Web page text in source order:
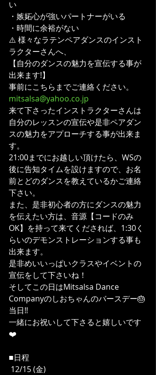
い
・嫉妬心が強いパートナーがいる
・時間に余裕がない
⚠️ 様々なラテンペアダンスのインスト
ラクターさんへ、
【自分のダンスの魅力を宣伝する事が
出来ます!】
事前にこちらまでご連絡ください。
mitsalsa@yahoo.co.jp
来て下さったインストラクターさんは
自分のレッスンの宣伝や是非ペアダン
スの魅力をアプローチする事が出来ま
す。
21:00までにお越しい頂けたら、WSの
後に告知タイムを設けますので、お名
前とどのダンスを教えているかご連絡
下さい。
また、是非初心者の方にダンスの魅力
を伝えたい方は、音源【コードのみ
OK】を持って来てくだされば、1:30く
らいのデモンストレーションする事も
出来ます。
是非めいいっぱいクラスやイベントの
宣伝をして下さいね！
そしてこの日はMitsalsa Dance
Companyのしおちゃんのバースデー🎂
当日‼️
一緒にお祝いして下さると嬉しいです
❤️
■日程
12/15 (金)